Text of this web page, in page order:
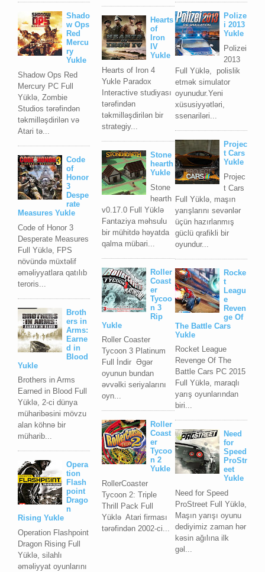
Shado
w Ops
Red
Mercu
ry
Yukle
Shadow Ops Red
Mercury PC Full
Yüklə, Zombie
Studios tərəfindən
təkmilləşdirilən və
Atari tə...
Code
of
Honor
3
Despe
rate
Measures Yukle
Code of Honor 3
Desperate Measures
Full Yüklə, FPS
növündə müxtəlif
əməliyyatlara qatılıb
teroris...
Broth
ers in
Arms:
Earne
d in
Blood
Yukle
Brothers in Arms
Earned in Blood Full
Yüklə, 2-ci dünya
müharibəsini mövzu
alan köhnə bir
müharib...
Opera
tion
Flash
point
Drago
n
Rising Yukle
Operation Flashpoint
Dragon Rising Full
Yüklə, silahlı
əməliyyat oyunlarını
Polize
i 2013
Yukle
Polizei
2013
Full Yüklə, polislik
etmək simulator
oyunudur.Yeni
xüsusiyyətləri,
ssenariləri...
Projec
t Cars
Yukle
Projec
t Cars
Full Yüklə, maşın
yarışlarını sevənlər
üçün hazırlanmış
güclü qrafikli bir
oyundur...
Rocke
t
Leagu
e
Reven
ge Of
The Battle Cars
Yukle
Rocket League
Revenge Of The
Battle Cars PC 2015
Full Yüklə, maraqlı
yarış oyunlarından
biri...
Need
for
Speed
ProStr
eet
Yukle
Need for Speed
ProStreet Full Yüklə,
Maşın yarışı oyunu
dediyimiz zaman hər
kəsin ağılına ilk
gəl...
Hearts
of
Iron
IV
Yukle
Hearts of Iron 4
Yukle Paradox
Interactive studiyası
tərəfindən
təkmilləşdirilən bir
strategiy...
Stone
hearth
Yukle
Stone
hearth
v0.17.0 Full Yüklə
Fantaziya məhsulu
bir mühitdə həyatda
qalma mübari...
Roller
Coast
er
Tycoo
n 3
Rip
Yukle
Roller Coaster
Tycoon 3 Platinum
Full İndir Əgər
oyunun bundan
əvvəlki seriyalarını
oyn...
Roller
Coast
er
Tycoo
n 2
Yukle
RollerCoaster
Tycoon 2: Triple
Thrill Pack Full
Yüklə Atari firması
tərəfindən 2002-ci...